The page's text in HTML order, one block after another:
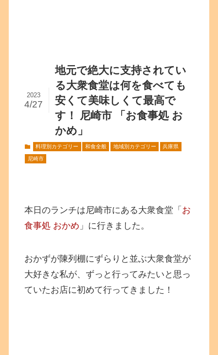
地元で絶大に支持されてい
る大衆食堂は何を食べても
安くて美味しくて最高で
す！ 尼崎市 「お食事処 お
かめ」
2023
4/27
料理別カテゴリー 和食全般 地域別カテゴリー 兵庫県
尼崎市
本日のランチは尼崎市にある大衆食堂「 お
食事処 おかめ 」に行きました。
おかずが陳列棚にずらりと並ぶ大衆食堂が
大好きな私が、ずっと行ってみたいと思っ
ていたお店に初めて行ってきました！